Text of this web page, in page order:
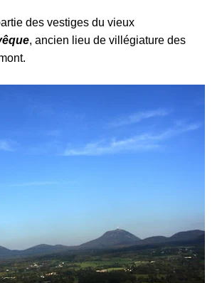
des vestiges du vieux
, ancien lieu de villégiature des